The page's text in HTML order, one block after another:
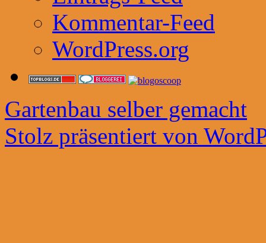
Kommentar-Feed
WordPress.org
Gartenbau selber gemacht
Stolz präsentiert von